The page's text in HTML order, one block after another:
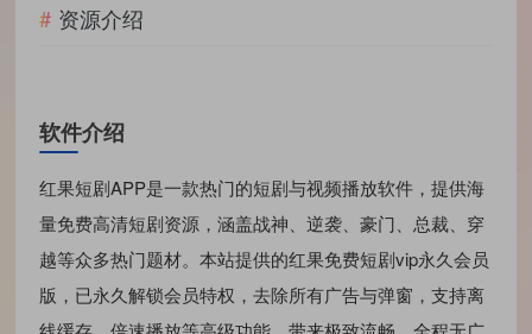
资源介绍
软件介绍
红果短剧APP是一款热门的短剧与视频播放软件，提供海
量免费高清短剧资源，涵盖战神、逆袭、豪门、总裁、穿
越等众多热门题材。本站提供的红果免费短剧vip永久会员
版，已永久解锁会员特权，去除所有广告与弹窗，支持离